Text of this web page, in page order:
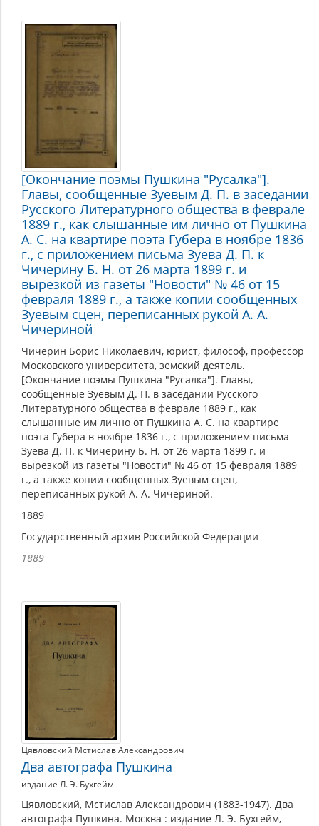
[Окончание поэмы Пушкина "Русалка"].
Главы, сообщенные Зуевым Д. П. в заседании
Русского Литературного общества в феврале
1889 г., как слышанные им лично от Пушкина
А. С. на квартире поэта Губера в ноябре 1836
г., с приложением письма Зуева Д. П. к
Чичерину Б. Н. от 26 марта 1899 г. и
вырезкой из газеты "Новости" № 46 от 15
февраля 1889 г., а также копии сообщенных
Зуевым сцен, переписанных рукой А. А.
Чичериной
Чичерин Борис Николаевич, юрист, философ, профессор
Московского университета, земский деятель.
[Окончание поэмы Пушкина "Русалка"]. Главы,
сообщенные Зуевым Д. П. в заседании Русского
Литературного общества в феврале 1889 г., как
слышанные им лично от Пушкина А. С. на квартире
поэта Губера в ноябре 1836 г., с приложением письма
Зуева Д. П. к Чичерину Б. Н. от 26 марта 1899 г. и
вырезкой из газеты "Новости" № 46 от 15 февраля 1889
г., а также копии сообщенных Зуевым сцен,
переписанных рукой А. А. Чичериной.
1889
Государственный архив Российской Федерации
1889
Цявловский Мстислав Александрович
Два автографа Пушкина
издание Л. Э. Бухгейм
Цявловский, Мстислав Александрович (1883-1947). Два
автографа Пушкина. Москва : издание Л. Э. Бухгейм,